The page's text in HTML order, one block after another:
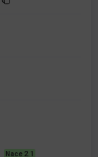
Nace 2.1